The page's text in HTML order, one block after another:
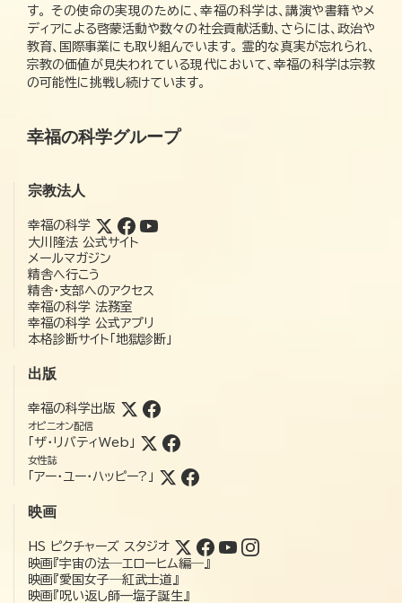
す。 その使命の実現のために、幸福の科学は、講演や書籍やメ
ディアによる啓蒙活動や数々の社会貢献活動、さらには、政治や
教育、国際事業にも取り組んでいます。 霊的な真実が忘れられ、
宗教の価値が見失われている現代において、幸福の科学は宗教
の可能性に挑戦し続けています。
幸福の科学グループ
宗教法人
幸福の科学
大川隆法 公式サイト
メールマガジン
精舎へ行こう
精舎・支部へのアクセス
幸福の科学 法務室
幸福の科学 公式アプリ
本格診断サイト「地獄診断」
出版
幸福の科学出版
オピニオン配信
「ザ・リバティWeb」
女性誌
「アー・ユー・ハッピー?」
映画
HS ピクチャーズ スタジオ
映画『宇宙の法―エローヒム編―』
映画『愛国女子―紅武士道』
映画『呪い返し師—塩子誕生』